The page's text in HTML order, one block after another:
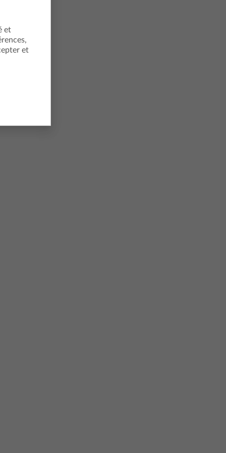
et
et